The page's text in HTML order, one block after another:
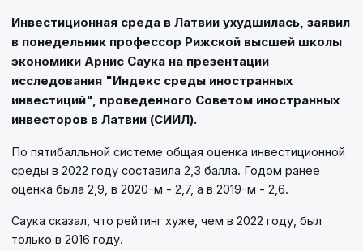
Инвестиционная среда в Латвии ухудшилась, заявил
в понедельник профессор Рижской высшей школы
экономики Арнис Саука на презентации
исследования "Индекс среды иностранных
инвестиций", проведенного Советом иностранных
инвесторов в Латвии (СИИЛ).
По пятибалльной системе общая оценка инвестиционной
среды в 2022 году составила 2,3 балла. Годом ранее
оценка была 2,9, в 2020-м - 2,7, а в 2019-м - 2,6.
Саука сказал, что рейтинг хуже, чем в 2022 году, был
только в 2016 году.